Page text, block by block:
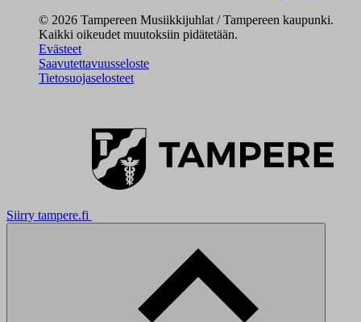
© 2026 Tampereen Musiikkijuhlat / Tampereen kaupunki.
Kaikki oikeudet muutoksiin pidätetään.
Evästeet
Saavutettavuusseloste
Tietosuojaselosteet
Siirry tampere.fi